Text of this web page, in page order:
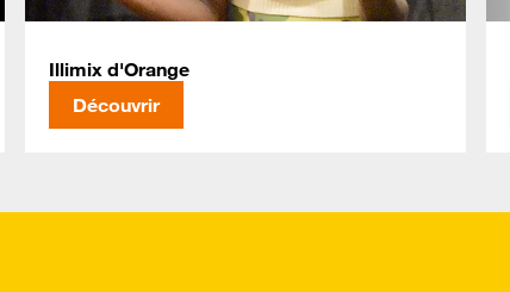
Illimix d'Orange
Découvrir